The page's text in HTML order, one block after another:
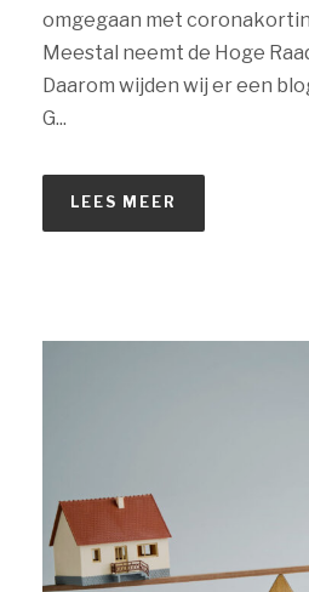
omgegaan met
Meestal neemt de Hoge
Daarom wijden wij er een
G...
LEES MEER